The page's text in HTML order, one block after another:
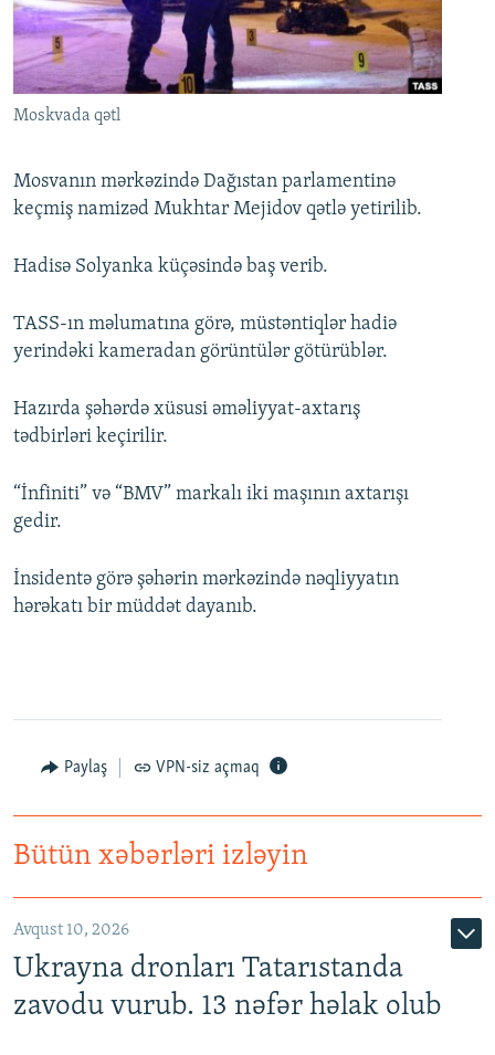
İNFOQRAFIKA
KARIKATURA
AZƏRBAYCAN ƏDƏBIYYATI KITABXANASI
İSLAM VƏ DEMOKRATIYA
MISSIYAMIZ
PEŞƏ ETIKASI VƏ JURNALISTIKA STANDARTLARIMIZ
BIZIMLƏ ƏLAQƏ
XƏBƏR BÜLLETENLƏRIMIZ
BIZI IZLƏ
Moskvada qətl
Mosvanın mərkəzində Dağıstan parlamentinə
keçmiş namizəd Mukhtar Mejidov qətlə yetirilib.
Hadisə Solyanka küçəsində baş verib.
TASS-ın məlumatına görə, müstəntiqlər hadiə
yerindəki kameradan görüntülər götürüblər.
Hazırda şəhərdə xüsusi əməliyyat-axtarış
tədbirləri keçirilir.
“İnfiniti” və “BMV” markalı iki maşının axtarışı
gedir.
İnsidentə görə şəhərin mərkəzində nəqliyyatın
hərəkatı bir müddət dayanıb.
Paylaş VPN-siz açmaq
Bütün xəbərləri izləyin
Avqust 10, 2026
Ukrayna dronları Tatarıstanda
zavodu vurub. 13 nəfər həlak olub